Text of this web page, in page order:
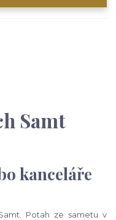
Samt
kanceláře
Potah ze sametu v